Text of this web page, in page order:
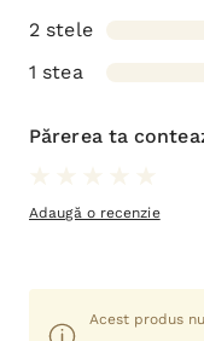
2 stele
1 stea
Părerea ta
Adaugă o recenzie
Acest produs